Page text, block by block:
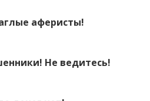
аферисты!
Не ведитесь!